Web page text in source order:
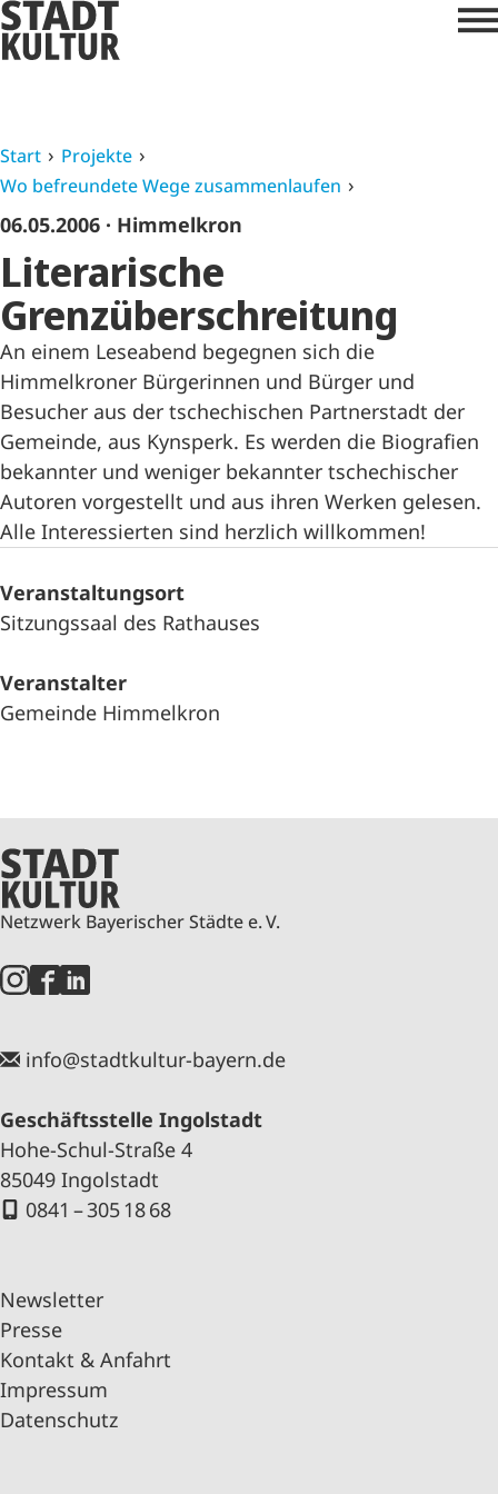
Start
Projekte
Wo befreundete Wege zusammenlaufen
06.05.2006 · Himmelkron
Literarische
Grenzüberschreitung
An einem Leseabend begegnen sich die
Himmelkroner Bürgerinnen und Bürger und
Besucher aus der tschechischen Partnerstadt der
Gemeinde, aus Kynsperk. Es werden die Biografien
bekannter und weniger bekannter tschechischer
Autoren vorgestellt und aus ihren Werken gelesen.
Alle Interessierten sind herzlich willkommen!
Veranstaltungsort
Sitzungssaal des Rathauses
Veranstalter
Gemeinde Himmelkron
Netzwerk Bayerischer Städte e. V.
info@stadtkultur-bayern.de
Geschäftsstelle Ingolstadt
Hohe-Schul-Straße 4
85049 Ingolstadt
0841 – 305 18 68
Newsletter
Presse
Kontakt & Anfahrt
Impressum
Datenschutz